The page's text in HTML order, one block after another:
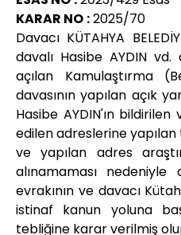
KARAR NO :2025/70
Davacı KÜTAHYA
davalı Hasibe AYDIN
açılan Kamulaştırma
davasının yapılan açık
Hasibe AYDIN'ın
edilen adreslerine
ve yapılan adres
alınamaması
evrakının ve davacı
istinaf kanun yoluna
tebliğine karar verilmiş